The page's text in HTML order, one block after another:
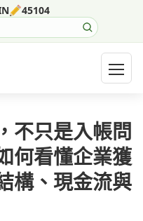
45104
開啟
不只是入帳問
何看懂企業獲
構、現金流與